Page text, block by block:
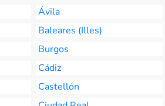
Ávila
Baleares (Illes)
Burgos
Cádiz
Castellón